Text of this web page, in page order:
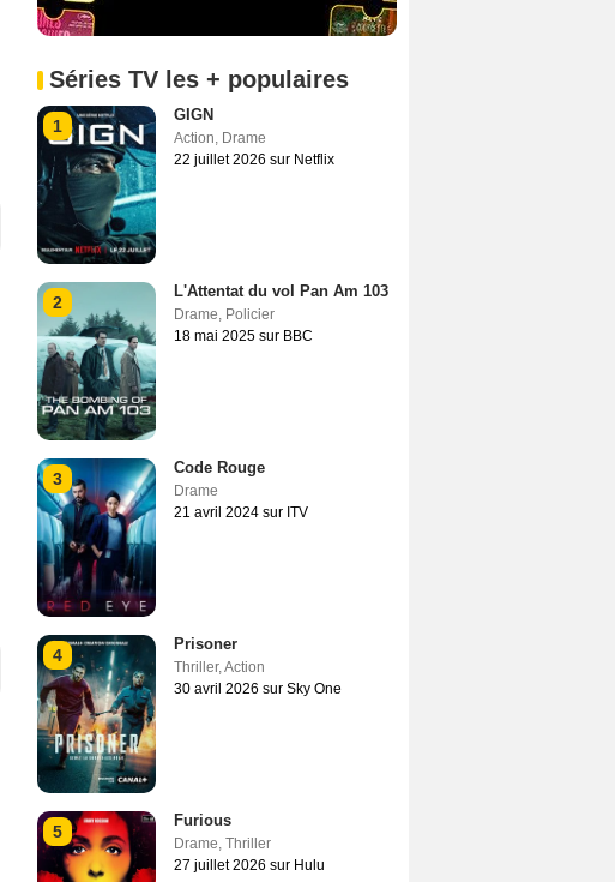
Séries TV les + populaires
1
GIGN
Action, Drame
22 juillet 2026 sur Netflix
2
L'Attentat du vol Pan Am 103
Drame, Policier
18 mai 2025 sur BBC
3
Code Rouge
Drame
21 avril 2024 sur ITV
4
Prisoner
Thriller,Action
30 avril 2026 sur Sky One
5
Furious
Drame, Thriller
27 juillet 2026 sur Hulu